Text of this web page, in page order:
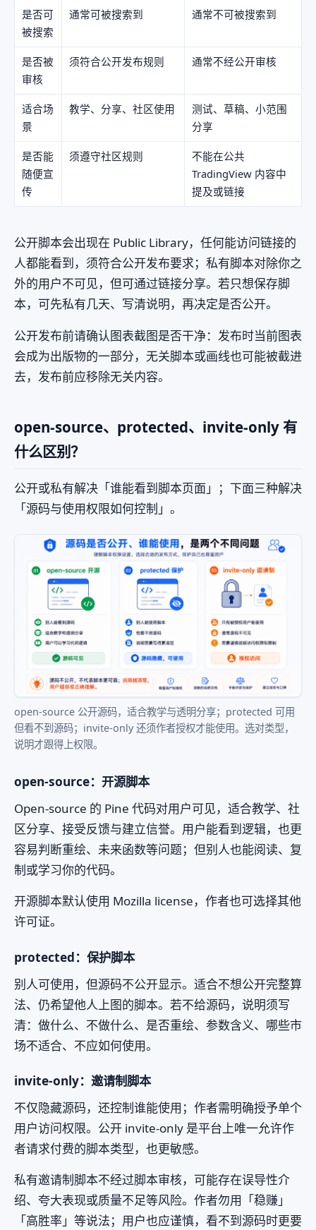
是否可
被搜索
通常可被搜索到 通常不可被搜索到
是否被
审核
须符合公开发布规则 通常不经公开审核
适合场
景
教学、分享、社区使用
测试、草稿、小范围
分享
是否能
随便宣
传
须遵守社区规则
不能在公共
TradingView 内容中
提及或链接
公开脚本会出现在 Public Library，任何能访问链接的
人都能看到，须符合公开发布要求；私有脚本对除你之
外的用户不可见，但可通过链接分享。若只想保存脚
本，可先私有几天、写清说明，再决定是否公开。
公开发布前请确认图表截图是否干净：发布时当前图表
会成为出版物的一部分，无关脚本或画线也可能被截进
去，发布前应移除无关内容。
open-source、protected、invite-only 有
什么区别？
公开或私有解决「谁能看到脚本页面」；下面三种解决
「源码与使用权限如何控制」。
open-source 公开源码，适合教学与透明分享；protected 可用
但看不到源码；invite-only 还须作者授权才能使用。选对类型，
说明才跟得上权限。
open-source：开源脚本
Open-source 的 Pine 代码对用户可见，适合教学、社
区分享、接受反馈与建立信誉。用户能看到逻辑，也更
容易判断重绘、未来函数等问题；但别人也能阅读、复
制或学习你的代码。
开源脚本默认使用 Mozilla license，作者也可选择其他
许可证。
protected：保护脚本
别人可使用，但源码不公开显示。适合不想公开完整算
法、仍希望他人上图的脚本。若不给源码，说明须写
清：做什么、不做什么、是否重绘、参数含义、哪些市
场不适合、不应如何使用。
invite-only：邀请制脚本
不仅隐藏源码，还控制谁能使用；作者需明确授予单个
用户访问权限。公开 invite-only 是平台上唯一允许作
者请求付费的脚本类型，也更敏感。
私有邀请制脚本不经过脚本审核，可能存在误导性介
绍、夸大表现或质量不足等风险。作者勿用「稳赚」
「高胜率」等说法；用户也应谨慎，看不到源码时更要